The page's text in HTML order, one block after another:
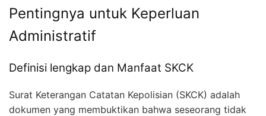
Pentingnya untuk Keperluan
Administratif
Definisi lengkap dan Manfaat SKCK
Surat Keterangan Catatan Kepolisian (SKCK) adalah
dokumen yang membuktikan bahwa seseorang tidak